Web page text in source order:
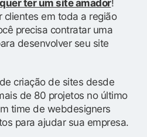
ter um site amador!
clientes em toda a região
precisa contratar uma
desenvolver seu site
criação de sites desde
de 80 projetos no último
time de webdesigners
para ajudar sua empresa.